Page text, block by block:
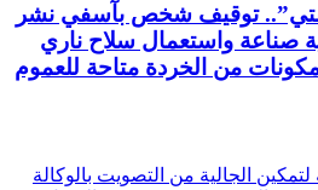
توقيف شخص بآسفي نشر
صناعة واستعمال سلاح ناري
من الخردة متاحة للعموم